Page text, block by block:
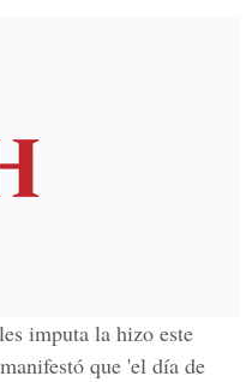
imputa la hizo este
que 'el día de